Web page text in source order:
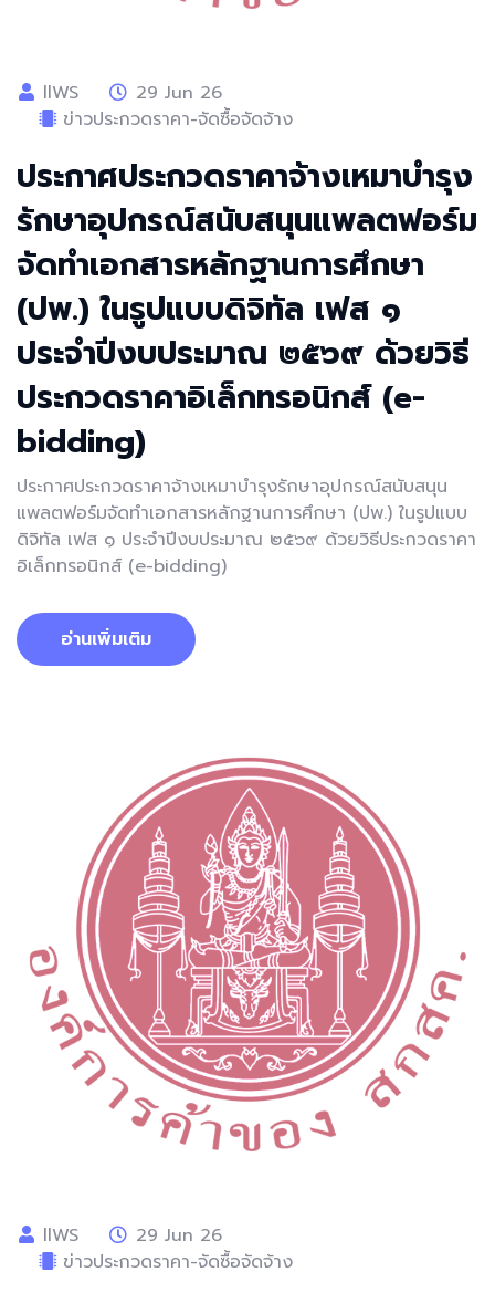
llWS
29 Jun 26
ข่าวประกวดราคา-จัดซื้อจัดจ้าง
ประกาศประกวดราคาจ้างเหมาบำรุง
รักษาอุปกรณ์สนับสนุนแพลตฟอร์ม
จัดทำเอกสารหลักฐานการศึกษา
(ปพ.) ในรูปแบบดิจิทัล เฟส ๑
ประจำปีงบประมาณ ๒๕๖๙ ด้วยวิธี
ประกวดราคาอิเล็กทรอนิกส์ (e-
bidding)
ประกาศประกวดราคาจ้างเหมาบำรุงรักษาอุปกรณ์สนับสนุน
แพลตฟอร์มจัดทำเอกสารหลักฐานการศึกษา (ปพ.) ในรูปแบบ
ดิจิทัล เฟส ๑ ประจำปีงบประมาณ ๒๕๖๙ ด้วยวิธีประกวดราคา
อิเล็กทรอนิกส์ (e-bidding)
อ่านเพิ่มเติม
llWS
29 Jun 26
ข่าวประกวดราคา-จัดซื้อจัดจ้าง